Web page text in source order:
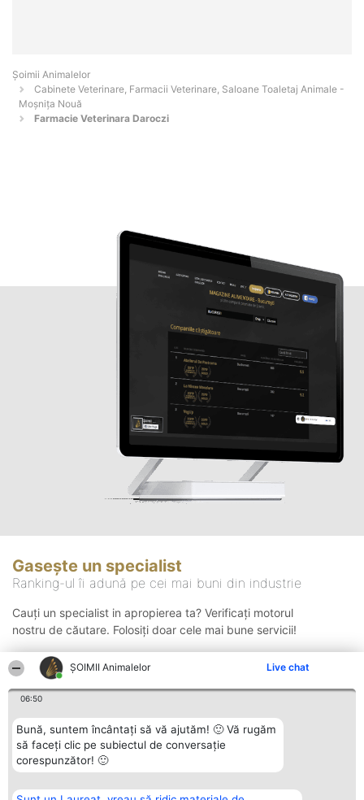
ŞOIMII Animalelor Live chat
06:50
Bună, suntem încântați să vă ajutăm! 🙂 Vă rugăm
să faceți clic pe subiectul de conversație
corespunzător! 🙂
Şoimii Animalelor
Cabinete Veterinare, Farmacii Veterinare, Saloane Toaletaj Animale -
Moşniţa Nouă
Farmacie Veterinara Daroczi
Gasește un specialist
Ranking-ul îi adună pe cei mai buni din industrie
Cauți un specialist in apropierea ta? Verificați motorul
nostru de căutare. Folosiți doar cele mai bune servicii!